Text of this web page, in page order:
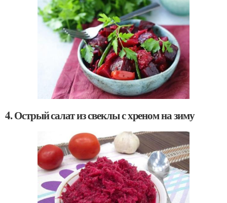
4. Острый салат из свеклы с хреном на зиму